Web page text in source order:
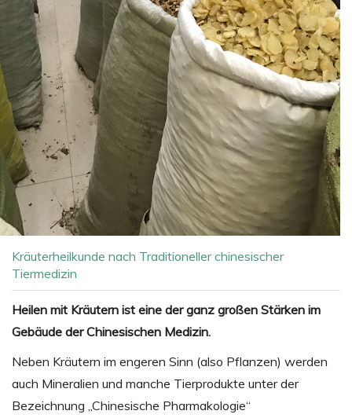
Kräuterheilkunde nach Traditioneller chinesischer
Tiermedizin
Heilen mit Kräutern ist eine der ganz großen Stärken im
Gebäude der Chinesischen Medizin.
Neben Kräutern im engeren Sinn (also Pflanzen) werden
auch Mineralien und manche Tierprodukte unter der
Bezeichnung „Chinesische Pharmakologie“